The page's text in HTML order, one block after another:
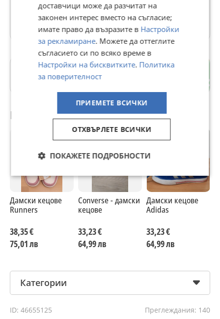
28728 Обяви
Драгалевци
гр. София
Препоръчани за теб
Дамски кецове
Runners
38,35 €
75,01 лв
Converse - дамски
кецове
33,23 €
64,99 лв
Дамски кецове
Adidas
33,23 €
64,99 лв
Категории
ID: 46655125 Преглеждания: 140
доставчици може да разчитат на
законен интерес вместо на съгласие;
имате право да възразите в Настройки
за рекламиране. Можете да оттеглите
съгласието си по всяко време в
Настройки на бисквитките. Политика
за поверителност
ПРИЕМЕТЕ ВСИЧКИ
ОТХВЪРЛЕТЕ ВСИЧКИ
ПОКАЖЕТЕ ПОДРОБНОСТИ